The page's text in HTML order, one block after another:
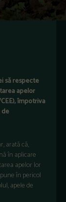
să respecte
apelor
împotriva
arată că,
în aplicare
apelor lor
în pericol
apele de